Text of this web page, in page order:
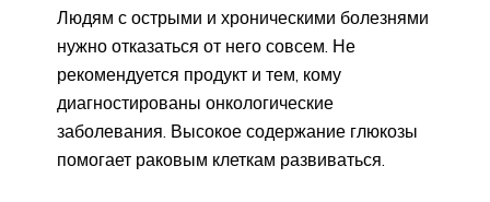
Людям с острыми и хроническими болезнями
нужно отказаться от него совсем. Не
рекомендуется продукт и тем, кому
диагностированы онкологические
заболевания. Высокое содержание глюкозы
помогает раковым клеткам развиваться.